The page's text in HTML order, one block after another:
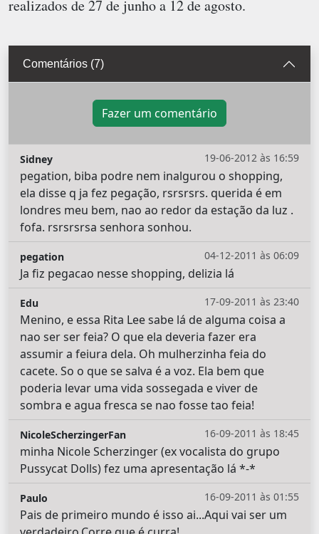
realizados de 27 de junho a 12 de agosto.
Comentários (7)
Fazer um comentário
19-06-2012 às 16:59
Sidney
pegation, biba podre nem inalgurou o shopping,
ela disse q ja fez pegação, rsrsrsrs. querida é em
londres meu bem, nao ao redor da estação da luz .
fofa. rsrsrsrsa senhora sonhou.
04-12-2011 às 06:09
pegation
Ja fiz pegacao nesse shopping, delizia lá
17-09-2011 às 23:40
Edu
Menino, e essa Rita Lee sabe lá de alguma coisa a
nao ser ser feia? O que ela deveria fazer era
assumir a feiura dela. Oh mulherzinha feia do
cacete. So o que se salva é a voz. Ela bem que
poderia levar uma vida sossegada e viver de
sombra e agua fresca se nao fosse tao feia!
16-09-2011 às 18:45
NicoleScherzingerFan
minha Nicole Scherzinger (ex vocalista do grupo
Pussycat Dolls) fez uma apresentação lá *-*
16-09-2011 às 01:55
Paulo
Pais de primeiro mundo é isso ai...Aqui vai ser um